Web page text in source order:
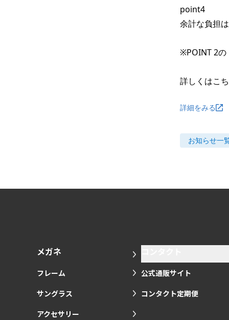
point4
余計な負担
※POINT 2の
詳しくはこ
詳細をみる
お知らせ一
メガネ
フレーム
サングラス
アクセサリー
公式通販サイト
コンタクト定期便